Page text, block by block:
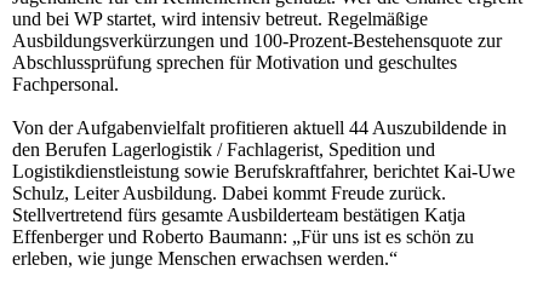
und bei WP startet, wird intensiv betreut. Regelmäßige
Ausbildungsverkürzungen und 100-Prozent-Bestehensquote zur
Abschlussprüfung sprechen für Motivation und geschultes
Fachpersonal.
Von der Aufgabenvielfalt profitieren aktuell 44 Auszubildende in
den Berufen Lagerlogistik / Fachlagerist, Spedition und
Logistikdienstleistung sowie Berufskraftfahrer, berichtet Kai-Uwe
Schulz, Leiter Ausbildung. Dabei kommt Freude zurück.
Stellvertretend fürs gesamte Ausbilderteam bestätigen Katja
Effenberger und Roberto Baumann: „Für uns ist es schön zu
erleben, wie junge Menschen erwachsen werden.“